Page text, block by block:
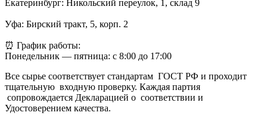
Екатеринбург: Никольский переулок, 1, склад 9
Уфа: Бирский тракт, 5, корп. 2
⏰ График работы:
Понедельник — пятница: с 8:00 до 17:00
Все сырье соответствует стандартам ГОСТ РФ и проходит
тщательную входную проверку. Каждая партия
сопровождается Декларацией о соответствии и
Удостоверением качества.